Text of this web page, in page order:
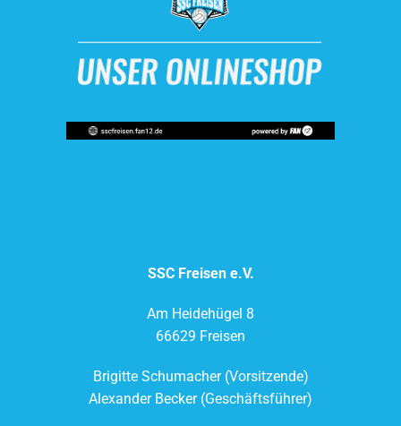
SSC Freisen e.V.
Am Heidehügel 8
66629 Freisen
Brigitte Schumacher (Vorsitzende)
Alexander Becker (Geschäftsführer)